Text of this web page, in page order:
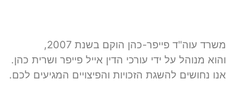
משרד עוה"ד פייפר-כהן הוקם בשנת 2007,
והוא מנוהל על ידי עורכי הדין אייל פייפר ושרית כהן.
אנו נחושים להשגת הזכויות והפיצויים המגיעים לכם.